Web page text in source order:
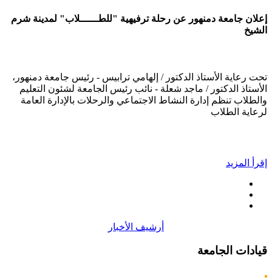
إعلان جامعة دمنهور عن رحلة ترفيهية "للطــــــلاب" لمدينة شرم
الشيخ
تحت رعاية الأستاذ الدكتور / إلهامي ترابيس - رئيس جامعة دمنهور،
الأستاذ الدكتور / ماجد شعلة - نائب رئيس الجامعة لشئون التعليم
والطلاب تنظم إدارة النشاط الاجتماعي والرحلات بالإدارة العامة
لرعاية الطلاب
إقرأ المزيد
أرشيف الأخبار
قيادات الجامعة